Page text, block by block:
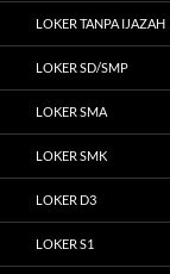
LOKER TANPA IJAZAH
LOKER SD/SMP
LOKER SMA
LOKER SMK
LOKER D3
LOKER S1